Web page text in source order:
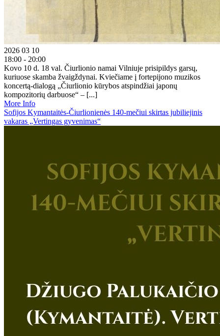
2026 03 10
18:00 - 20:00
Kovo 10 d. 18 val. Čiurlionio namai Vilniuje prisipildys garsų,
kuriuose skamba žvaigždynai. Kviečiame į fortepijono muzikos
koncertą-dialogą „Čiurlionio kūrybos atspindžiai japonų
kompozitorių darbuose“ – [...]
More Info
Sofijos Kymantaitės-Čiurlionienės 140-mečiui skirtas jubiliejinis
vakaras „Vertingas gyvenimas“